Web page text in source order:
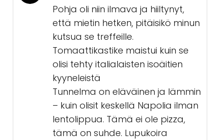
Pohja oli niin ilmava ja hiiltynyt,
että mietin hetken, pitäisikö minun
kutsua se treffeille.
Tomaattikastike maistui kuin se
olisi tehty italialaisten isoäitien
kyyneleistä
Tunnelma on eläväinen ja lämmin
– kuin olisit keskellä Napolia ilman
lentolippua. Tämä ei ole pizza,
tämä on suhde. Lupukoira